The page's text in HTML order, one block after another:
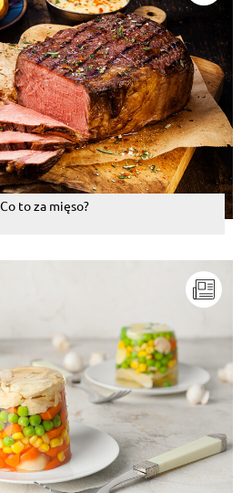
to za mięso?